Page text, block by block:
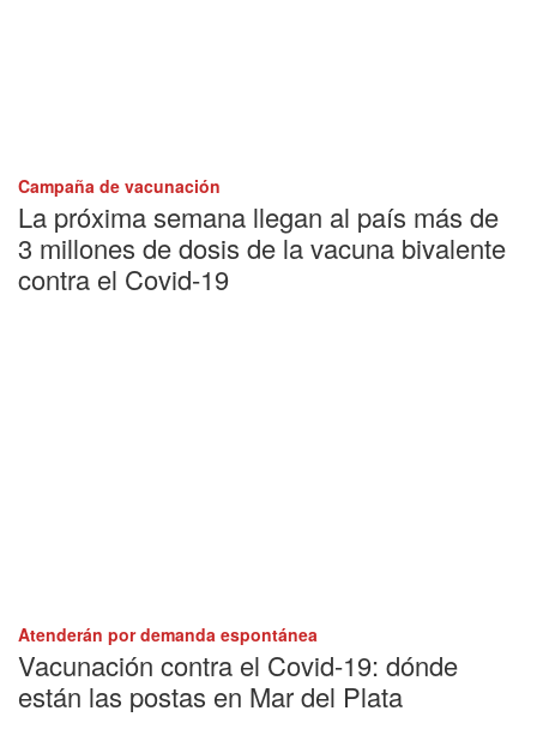
Campaña de vacunación
La próxima semana llegan al país más de
3 millones de dosis de la vacuna bivalente
contra el Covid-19
Atenderán por demanda espontánea
Vacunación contra el Covid-19: dónde
están las postas en Mar del Plata